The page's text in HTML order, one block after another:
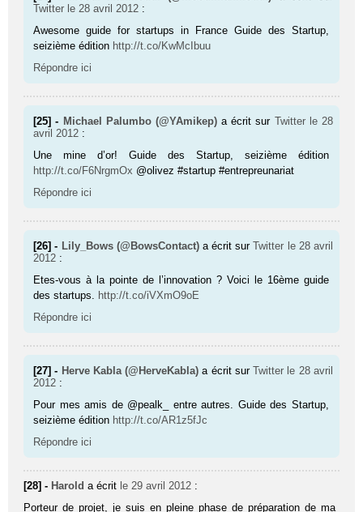
Twitter le 28 avril 2012 :
Awesome guide for startups in France Guide des Startup,
seizième édition http://t.co/KwMcIbuu
Répondre ici
[25] - Michael Palumbo (@YAmikep) a écrit sur Twitter le 28
avril 2012 :
Une mine d’or! Guide des Startup, seizième édition
http://t.co/F6NrgmOx @olivez #startup #entrepreunariat
Répondre ici
[26] - Lily_Bows (@BowsContact) a écrit surTwitter le 28 avril
2012 :
Etes-vous à la pointe de l’innovation ? Voici le 16ème guide
des startups. http://t.co/iVXmO9oE
Répondre ici
[27] - Herve Kabla (@HerveKabla) a écrit surTwitter le 28 avril
2012 :
Pour mes amis de @pealk_ entre autres. Guide des Startup,
seizième édition http://t.co/AR1z5fJc
Répondre ici
[28] - Harold a écrit le 29 avril 2012 :
Porteur de projet, je suis en pleine phase de préparation de ma